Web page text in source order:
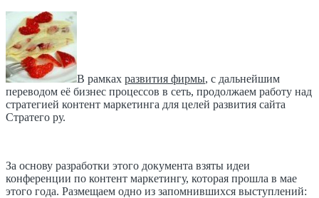
В рамках развития фирмы, с дальнейшим
переводом её бизнес процессов в сеть, продолжаем работу над
стратегией контент маркетинга для целей развития сайта
Стратего ру.
За основу разработки этого документа взяты идеи
конференции по контент маркетингу, которая прошла в мае
этого года. Размещаем одно из запомнившихся выступлений: